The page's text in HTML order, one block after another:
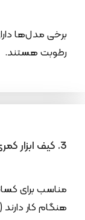
برخی مدل‌ها
رطوبت هستند.
3. کیف ابزار کمری کنزاکس چه کاربردی دارد؟
مناسب برای
هنگام کار دارند